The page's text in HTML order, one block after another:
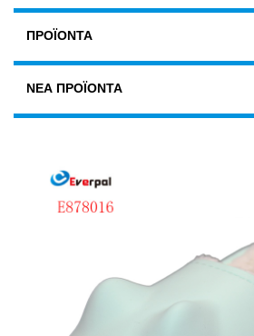
ΠΡΟΪΌΝΤΑ
ΝΈΑ ΠΡΟΪΌΝΤΑ